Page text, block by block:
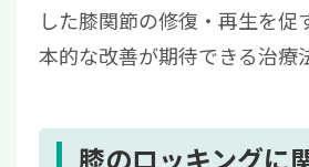
した膝関節の修復・再生を促
本的な改善が期待できる治療
膝のロッキングに